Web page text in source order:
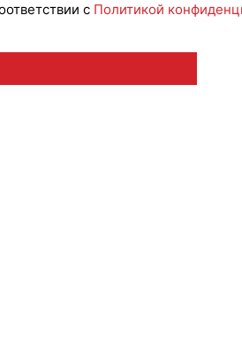
2009-2026 12+
с Политикой